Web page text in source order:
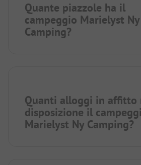
Quante piazzole ha il
campeggio Marielyst Ny
Camping?
Quanti alloggi in affitto
disposizione il
Marielyst Ny Camping?